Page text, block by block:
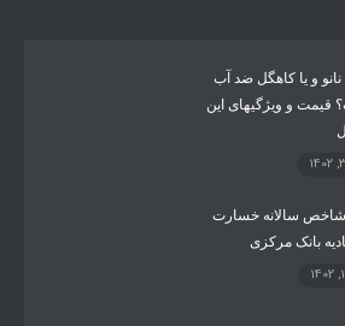
و یا کاهگل ضد آب
قیمت و ویژگیهای این
سالانه خسارت
بانک مرکزی